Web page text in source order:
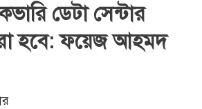
ডেটা সেন্টার
হবে: ফয়েজ আহমদ